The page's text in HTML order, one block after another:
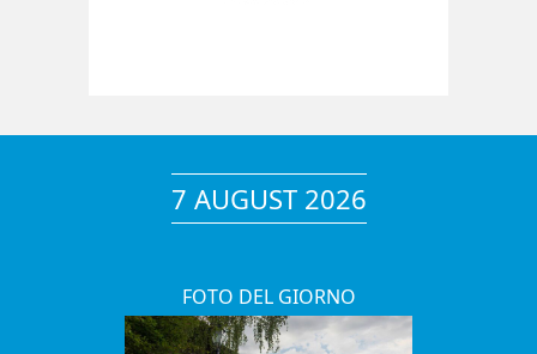
7 AUGUST 2026
FOTO DEL GIORNO